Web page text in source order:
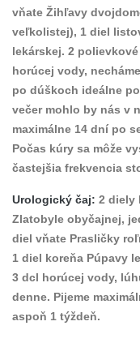
vňate Žihľavy
veľkolistej), 1 diel
lekárskej. 2
horúcej vody,
po dúškoch ideálne
večer mohlo by nás v
maximálne 14 dní po
Počas kúry sa môže
častejšia frekvencia
Urologický čaj: 2 diely
Zlatobyle obyčajnej,
diel vňate Prasličky
1 diel koreňa Púpavy
3 dcl horúcej vody,
denne. Pijeme
aspoň 1 týždeň.